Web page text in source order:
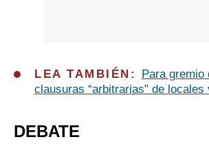
LEA TAMBIÉN:
Para
clausuras “arbitrarias” de locales
DEBATE